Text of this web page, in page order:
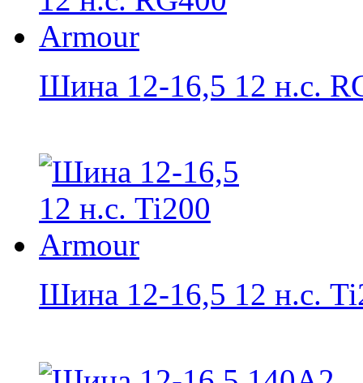
Шина 12-16,5 12 н.с.
Шина 12-16,5 12 н.с.